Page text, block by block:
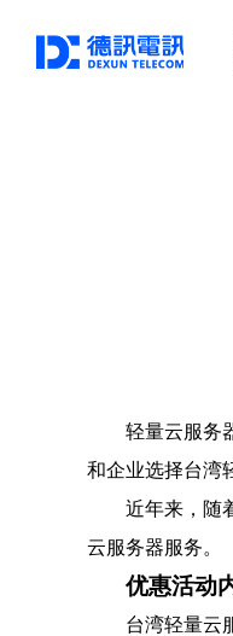
轻量云服务
和企业选择台湾
近年来，随
云服务器服务。
优惠活动
台湾轻量云